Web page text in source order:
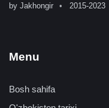
by Jakhongir 2015-2023
Menu
Bosh sahifa